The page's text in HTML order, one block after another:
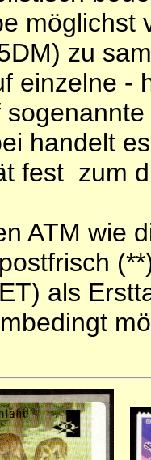
möglichst
zu
einzelne -
handelt
fest zum
ATM wie
als